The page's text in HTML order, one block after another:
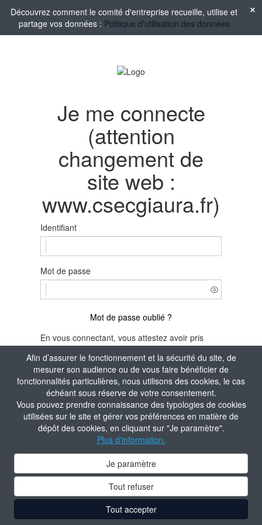
Afin d’assurer le fonctionnement et la sécurité du site, de
mesurer son audience ou de vous faire bénéficier de
fonctionnalités particulières, nous utilisons des cookies, le cas
échéant sous réserve de votre consentement.
Vous pouvez prendre connaissance des typologies de cookies
utilisées sur le site et gérer vos préférences en matière de
dépôt des cookies, en cliquant sur "Je paramètre".
Plus d'information.
Je paramètre
Tout refuser
Tout accepter
Découvrez comment le comité d'entreprise recueille, utilise et
partage vos données : Politique d'utilisation des données
Je me connecte
(attention
changement de
site web :
www.csecgiaura.fr)
Identifiant
Mot de passe
Mot de passe oublié ?
En vous connectant, vous attestez avoir pris
connaissance de laPolitique de confidentialité
du site.
Je m'identifie
Aide à la connexion